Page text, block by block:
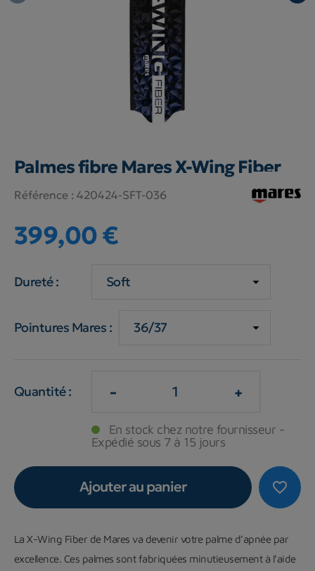
Palmes fibre Mares X-Wing Fiber
Référence : 420424-SFT-036
399,00 €
Dureté :
Pointures Mares :
Quantité : - +
En stock chez notre fournisseur -
Expédié sous 7 à 15 jours
favorite_border
Ajouter au panier
La X-Wing Fiber de Mares va devenir votre palme d’apnée par
excellence. Ces palmes sont fabriquées minutieusement à l’aide